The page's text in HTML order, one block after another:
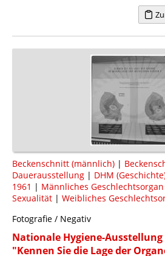
Beckenschnitt (männlich) |
Dauerausstellung | DHM
1961 | Männliches Geschlechtsorgan
Sexualität | Weibliches
Fotografie / Negativ
Nationale Hygiene-Ausstellung
"Kennen Sie die Lage der